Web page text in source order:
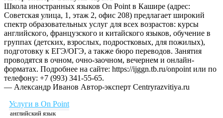
Школа иностранных языков On Point в Кашире (адрес:
Советская улица, 1, этаж 2, офис 208) предлагает широкий
спектр образовательных услуг для всех возрастов: курсы
английского, французского и китайского языков, обучение в
группах (детских, взрослых, подростковых, для пожилых),
подготовку к ЕГЭ/ОГЭ, а также бюро переводов. Занятия
проводятся в очном, очно-заочном, вечернем и онлайн-
форматах. Подробнее на сайте: https://ijggn.tb.ru/onpoint или по
телефону: +7 (993) 341-55-65.
— Александр Иванов Автор-эксперт Centryrazvitiya.ru
Услуги в On Point
английский язык